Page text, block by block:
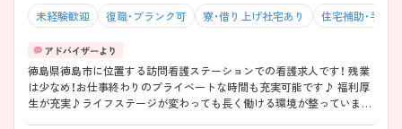
未経験歓迎 復職・ブランク可 寮・借り上げ社宅あり 住宅補助・手当
徳島県徳島市に位置する訪問看護ステーションでの看護求人です！ 残業
は少なめ！お仕事終わりのプライベートな時間も充実可能です♪ 福利厚
生が充実♪ライフステージが変わっても長く働ける環境が整っています